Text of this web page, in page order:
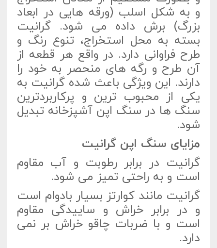
و به شکل اسلب (ورقه هایی در ابعاد
بزرگ) برش داده می شود. گرانیت
بسته به محل استخراج، تنوع رنگ و
طرح فراوانی دارد. در واقع هر قطعه از
آن طرح و رگه های منحصر به خود را
دارند. این ویژگی باعث شده گرانیت به
یکی از محبوب ترین و پرکاربردترین
سنگ ها در سنگ اپن آشپزخانه تبدیل
شود.
مزایای سنگ اپن گرانیت
گرانیت در برابر رطوبت و آب مقاوم
است و به راحتی تمیز می شود.
گرانیت مانند کوارتز بسیار بادوام است
و در برابر خراش و ساییدگی مقاوم
است و با ضربات چاقو خراش بر نمی
دارد.